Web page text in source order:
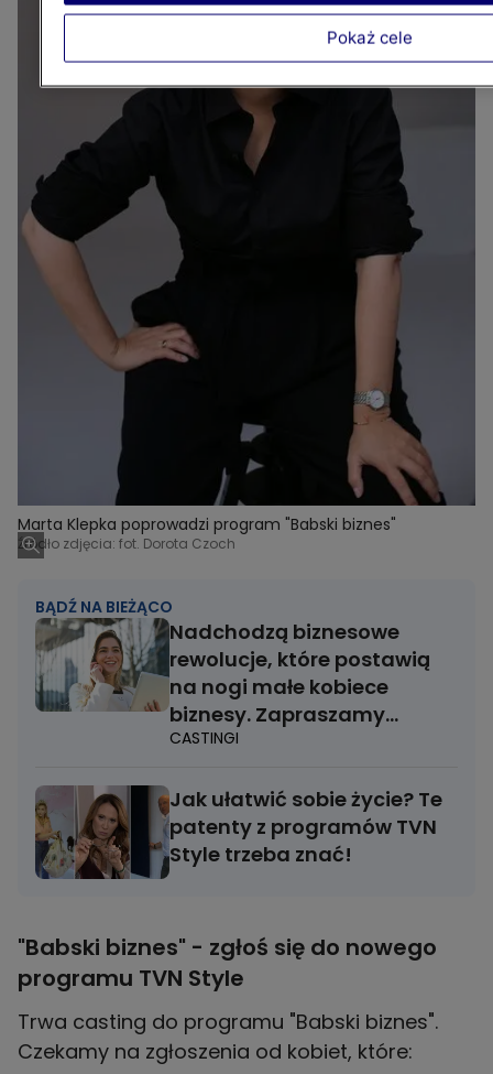
Marta Klepka poprowadzi program "Babski biznes"
Źródło zdjęcia: fot. Dorota Czoch
BĄDŹ NA BIEŻĄCO
Nadchodzą biznesowe
rewolucje, które postawią
na nogi małe kobiece
biznesy. Zapraszamy
na casting!
CASTINGI
Jak ułatwić sobie życie? Te
patenty z programów TVN
Style trzeba znać!
"Babski biznes" - zgłoś się do nowego
programu TVN Style
Trwa casting do programu "Babski biznes".
Czekamy na zgłoszenia od kobiet, które:
Pokaż cele